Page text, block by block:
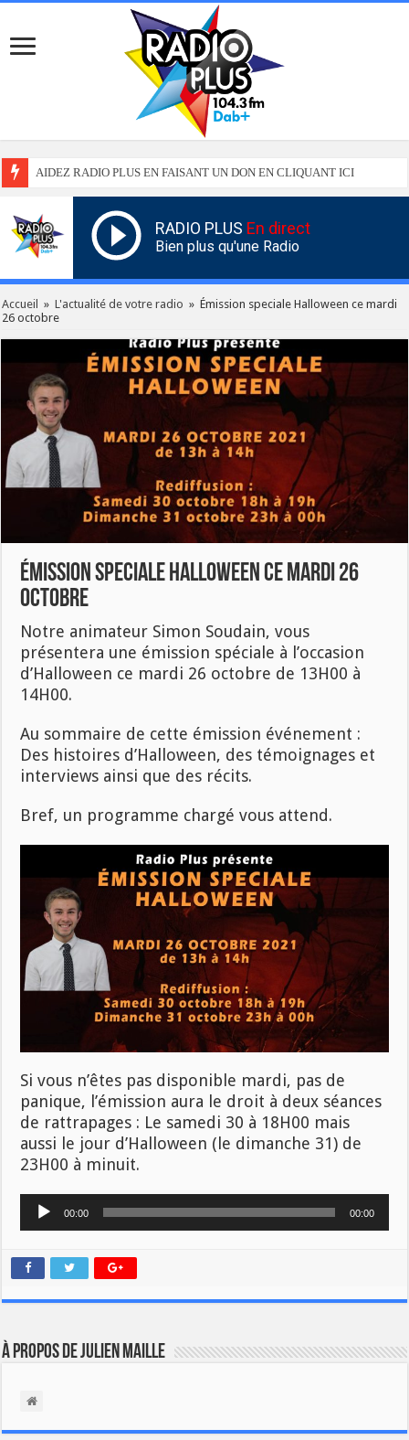
AIDEZ RADIO PLUS EN FAISANT UN DON EN CLIQUANT ICI
RADIO PLUS En direct
Bien plus qu'une Radio
Accueil » L'actualité de votre radio » Émission speciale Halloween ce mardi
26 octobre
Émission speciale Halloween ce mardi 26
octobre
Notre animateur Simon Soudain, vous
présentera une émission spéciale à l’occasion
d’Halloween ce mardi 26 octobre de 13H00 à
14H00.
Au sommaire de cette émission événement :
Des histoires d’Halloween, des témoignages et
interviews ainsi que des récits.
Bref, un programme chargé vous attend.
Si vous n’êtes pas disponible mardi, pas de
panique, l’émission aura le droit à deux séances
de rattrapages : Le samedi 30 à 18H00 mais
aussi le jour d’Halloween (le dimanche 31) de
23H00 à minuit.
Lecteur
audio
00:00 00:00
À propos de Julien Maille